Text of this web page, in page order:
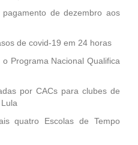
de dezembro aos
de covid-19 em 24 horas
Programa Nacional Qualifica
por CACs para clubes de
quatro Escolas de Tempo